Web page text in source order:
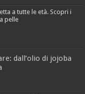
a tutte le età. Scopri i
pelle
dall’olio di jojoba